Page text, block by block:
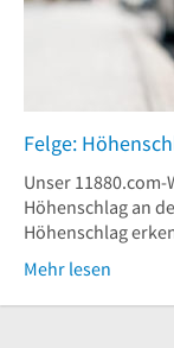
Felge:
Unser
Höhenschlag an
Höhenschlag
Mehr lesen